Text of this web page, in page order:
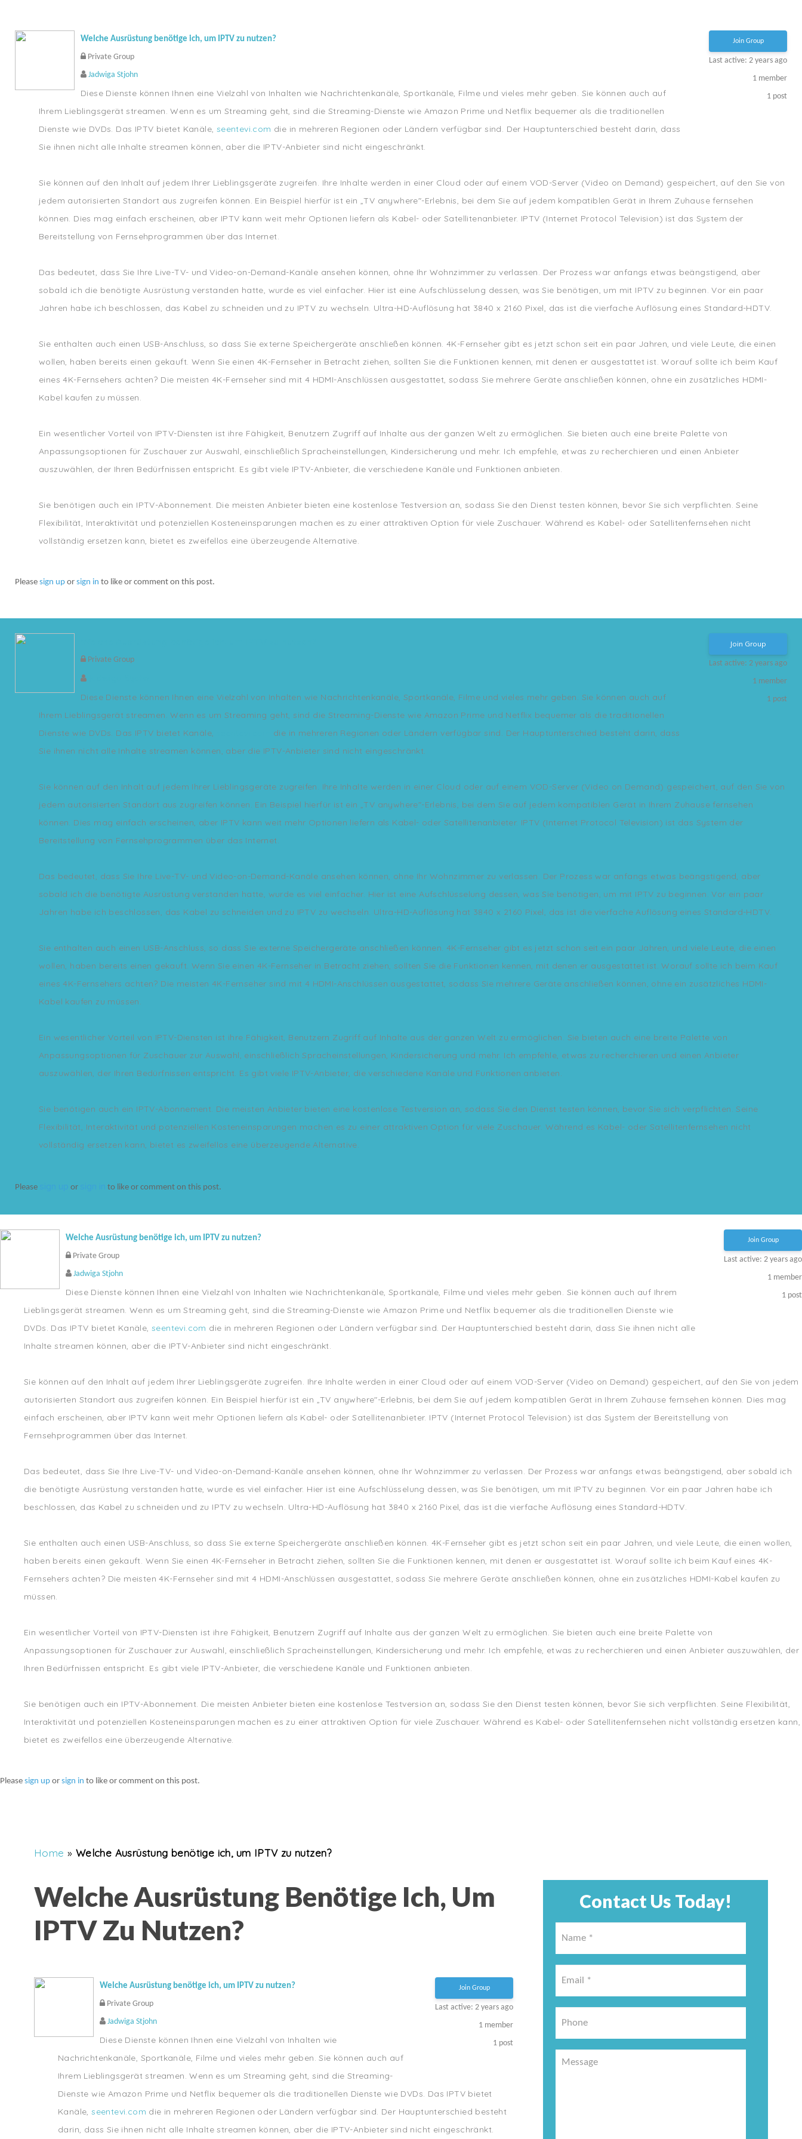
Join Group
Last active: 2 years ago
1 member
1 post
Welche Ausrüstung benötige ich, um IPTV zu nutzen?
Private Group
Jadwiga Stjohn
Diese Dienste können Ihnen eine Vielzahl von Inhalten wie Nachrichtenkanäle, Sportkanäle, Filme und vieles mehr geben. Sie können auch auf
Ihrem Lieblingsgerät streamen. Wenn es um Streaming geht, sind die Streaming-Dienste wie Amazon Prime und Netflix bequemer als die traditionellen
Dienste wie DVDs. Das IPTV bietet Kanäle, seentevi.com die in mehreren Regionen oder Ländern verfügbar sind. Der Hauptunterschied besteht darin, dass
Sie ihnen nicht alle Inhalte streamen können, aber die IPTV-Anbieter sind nicht eingeschränkt.
Sie können auf den Inhalt auf jedem Ihrer Lieblingsgeräte zugreifen. Ihre Inhalte werden in einer Cloud oder auf einem VOD-Server (Video on Demand) gespeichert, auf den Sie von
jedem autorisierten Standort aus zugreifen können. Ein Beispiel hierfür ist ein „TV anywhere"-Erlebnis, bei dem Sie auf jedem kompatiblen Gerät in Ihrem Zuhause fernsehen
können. Dies mag einfach erscheinen, aber IPTV kann weit mehr Optionen liefern als Kabel- oder Satellitenanbieter. IPTV (Internet Protocol Television) ist das System der
Bereitstellung von Fernsehprogrammen über das Internet.
Das bedeutet, dass Sie Ihre Live-TV- und Video-on-Demand-Kanäle ansehen können, ohne Ihr Wohnzimmer zu verlassen. Der Prozess war anfangs etwas beängstigend, aber
sobald ich die benötigte Ausrüstung verstanden hatte, wurde es viel einfacher. Hier ist eine Aufschlüsselung dessen, was Sie benötigen, um mit IPTV zu beginnen. Vor ein paar
Jahren habe ich beschlossen, das Kabel zu schneiden und zu IPTV zu wechseln. Ultra-HD-Auflösung hat 3840 x 2160 Pixel, das ist die vierfache Auflösung eines Standard-HDTV.
Sie enthalten auch einen USB-Anschluss, so dass Sie externe Speichergeräte anschließen können. 4K-Fernseher gibt es jetzt schon seit ein paar Jahren, und viele Leute, die einen
wollen, haben bereits einen gekauft. Wenn Sie einen 4K-Fernseher in Betracht ziehen, sollten Sie die Funktionen kennen, mit denen er ausgestattet ist. Worauf sollte ich beim Kauf
eines 4K-Fernsehers achten? Die meisten 4K-Fernseher sind mit 4 HDMI-Anschlüssen ausgestattet, sodass Sie mehrere Geräte anschließen können, ohne ein zusätzliches HDMI-
Kabel kaufen zu müssen.
Ein wesentlicher Vorteil von IPTV-Diensten ist ihre Fähigkeit, Benutzern Zugriff auf Inhalte aus der ganzen Welt zu ermöglichen. Sie bieten auch eine breite Palette von
Anpassungsoptionen für Zuschauer zur Auswahl, einschließlich Spracheinstellungen, Kindersicherung und mehr. Ich empfehle, etwas zu recherchieren und einen Anbieter
auszuwählen, der Ihren Bedürfnissen entspricht. Es gibt viele IPTV-Anbieter, die verschiedene Kanäle und Funktionen anbieten.
Sie benötigen auch ein IPTV-Abonnement. Die meisten Anbieter bieten eine kostenlose Testversion an, sodass Sie den Dienst testen können, bevor Sie sich verpflichten. Seine
Flexibilität, Interaktivität und potenziellen Kosteneinsparungen machen es zu einer attraktiven Option für viele Zuschauer. Während es Kabel- oder Satellitenfernsehen nicht
vollständig ersetzen kann, bietet es zweifellos eine überzeugende Alternative.
Please sign up or sign in to like or comment on this post.
Join Group
Last active: 2 years ago
1 member
1 post
Private Group
Diese Dienste können Ihnen eine Vielzahl von Inhalten wie Nachrichtenkanäle, Sportkanäle, Filme und vieles mehr geben. Sie können auch auf
Ihrem Lieblingsgerät streamen. Wenn es um Streaming geht, sind die Streaming-Dienste wie Amazon Prime und Netflix bequemer als die traditionellen
Dienste wie DVDs. Das IPTV bietet Kanäle,
die in mehreren Regionen oder Ländern verfügbar sind. Der Hauptunterschied besteht darin, dass
Sie ihnen nicht alle Inhalte streamen können, aber die IPTV-Anbieter sind nicht eingeschränkt.
Sie können auf den Inhalt auf jedem Ihrer Lieblingsgeräte zugreifen. Ihre Inhalte werden in einer Cloud oder auf einem VOD-Server (Video on Demand) gespeichert, auf den Sie von
jedem autorisierten Standort aus zugreifen können. Ein Beispiel hierfür ist ein „TV anywhere"-Erlebnis, bei dem Sie auf jedem kompatiblen Gerät in Ihrem Zuhause fernsehen
können. Dies mag einfach erscheinen, aber IPTV kann weit mehr Optionen liefern als Kabel- oder Satellitenanbieter. IPTV (Internet Protocol Television) ist das System der
Bereitstellung von Fernsehprogrammen über das Internet.
Das bedeutet, dass Sie Ihre Live-TV- und Video-on-Demand-Kanäle ansehen können, ohne Ihr Wohnzimmer zu verlassen. Der Prozess war anfangs etwas beängstigend, aber
sobald ich die benötigte Ausrüstung verstanden hatte, wurde es viel einfacher. Hier ist eine Aufschlüsselung dessen, was Sie benötigen, um mit IPTV zu beginnen. Vor ein paar
Jahren habe ich beschlossen, das Kabel zu schneiden und zu IPTV zu wechseln. Ultra-HD-Auflösung hat 3840 x 2160 Pixel, das ist die vierfache Auflösung eines Standard-HDTV.
Sie enthalten auch einen USB-Anschluss, so dass Sie externe Speichergeräte anschließen können. 4K-Fernseher gibt es jetzt schon seit ein paar Jahren, und viele Leute, die einen
wollen, haben bereits einen gekauft. Wenn Sie einen 4K-Fernseher in Betracht ziehen, sollten Sie die Funktionen kennen, mit denen er ausgestattet ist. Worauf sollte ich beim Kauf
eines 4K-Fernsehers achten? Die meisten 4K-Fernseher sind mit 4 HDMI-Anschlüssen ausgestattet, sodass Sie mehrere Geräte anschließen können, ohne ein zusätzliches HDMI-
Kabel kaufen zu müssen.
Ein wesentlicher Vorteil von IPTV-Diensten ist ihre Fähigkeit, Benutzern Zugriff auf Inhalte aus der ganzen Welt zu ermöglichen. Sie bieten auch eine breite Palette von
Anpassungsoptionen für Zuschauer zur Auswahl, einschließlich Spracheinstellungen, Kindersicherung und mehr. Ich empfehle, etwas zu recherchieren und einen Anbieter
auszuwählen, der Ihren Bedürfnissen entspricht. Es gibt viele IPTV-Anbieter, die verschiedene Kanäle und Funktionen anbieten.
Sie benötigen auch ein IPTV-Abonnement. Die meisten Anbieter bieten eine kostenlose Testversion an, sodass Sie den Dienst testen können, bevor Sie sich verpflichten. Seine
Flexibilität, Interaktivität und potenziellen Kosteneinsparungen machen es zu einer attraktiven Option für viele Zuschauer. Während es Kabel- oder Satellitenfernsehen nicht
vollständig ersetzen kann, bietet es zweifellos eine überzeugende Alternative.
Please or to like or comment on this post.
Join Group
Last active: 2 years ago
1 member
1 post
Welche Ausrüstung benötige ich, um IPTV zu nutzen?
Private Group
Jadwiga Stjohn
Diese Dienste können Ihnen eine Vielzahl von Inhalten wie Nachrichtenkanäle, Sportkanäle, Filme und vieles mehr geben. Sie können auch auf Ihrem
Lieblingsgerät streamen. Wenn es um Streaming geht, sind die Streaming-Dienste wie Amazon Prime und Netflix bequemer als die traditionellen Dienste wie
DVDs. Das IPTV bietet Kanäle, seentevi.com die in mehreren Regionen oder Ländern verfügbar sind. Der Hauptunterschied besteht darin, dass Sie ihnen nicht alle
Inhalte streamen können, aber die IPTV-Anbieter sind nicht eingeschränkt.
Sie können auf den Inhalt auf jedem Ihrer Lieblingsgeräte zugreifen. Ihre Inhalte werden in einer Cloud oder auf einem VOD-Server (Video on Demand) gespeichert, auf den Sie von jedem
autorisierten Standort aus zugreifen können. Ein Beispiel hierfür ist ein „TV anywhere"-Erlebnis, bei dem Sie auf jedem kompatiblen Gerät in Ihrem Zuhause fernsehen können. Dies mag
einfach erscheinen, aber IPTV kann weit mehr Optionen liefern als Kabel- oder Satellitenanbieter. IPTV (Internet Protocol Television) ist das System der Bereitstellung von
Fernsehprogrammen über das Internet.
Das bedeutet, dass Sie Ihre Live-TV- und Video-on-Demand-Kanäle ansehen können, ohne Ihr Wohnzimmer zu verlassen. Der Prozess war anfangs etwas beängstigend, aber sobald ich
die benötigte Ausrüstung verstanden hatte, wurde es viel einfacher. Hier ist eine Aufschlüsselung dessen, was Sie benötigen, um mit IPTV zu beginnen. Vor ein paar Jahren habe ich
beschlossen, das Kabel zu schneiden und zu IPTV zu wechseln. Ultra-HD-Auflösung hat 3840 x 2160 Pixel, das ist die vierfache Auflösung eines Standard-HDTV.
Sie enthalten auch einen USB-Anschluss, so dass Sie externe Speichergeräte anschließen können. 4K-Fernseher gibt es jetzt schon seit ein paar Jahren, und viele Leute, die einen wollen,
haben bereits einen gekauft. Wenn Sie einen 4K-Fernseher in Betracht ziehen, sollten Sie die Funktionen kennen, mit denen er ausgestattet ist. Worauf sollte ich beim Kauf eines 4K-
Fernsehers achten? Die meisten 4K-Fernseher sind mit 4 HDMI-Anschlüssen ausgestattet, sodass Sie mehrere Geräte anschließen können, ohne ein zusätzliches HDMI-Kabel kaufen zu
müssen.
Ein wesentlicher Vorteil von IPTV-Diensten ist ihre Fähigkeit, Benutzern Zugriff auf Inhalte aus der ganzen Welt zu ermöglichen. Sie bieten auch eine breite Palette von
Anpassungsoptionen für Zuschauer zur Auswahl, einschließlich Spracheinstellungen, Kindersicherung und mehr. Ich empfehle, etwas zu recherchieren und einen Anbieter auszuwählen, der
Ihren Bedürfnissen entspricht. Es gibt viele IPTV-Anbieter, die verschiedene Kanäle und Funktionen anbieten.
Sie benötigen auch ein IPTV-Abonnement. Die meisten Anbieter bieten eine kostenlose Testversion an, sodass Sie den Dienst testen können, bevor Sie sich verpflichten. Seine Flexibilität,
Interaktivität und potenziellen Kosteneinsparungen machen es zu einer attraktiven Option für viele Zuschauer. Während es Kabel- oder Satellitenfernsehen nicht vollständig ersetzen kann,
bietet es zweifellos eine überzeugende Alternative.
Please sign up or sign in to like or comment on this post.
Home » Welche Ausrüstung benötige ich, um IPTV zu nutzen?
Welche Ausrüstung Benötige Ich, Um
IPTV Zu Nutzen?
Join Group
Last active: 2 years ago
1 member
1 post
Welche Ausrüstung benötige ich, um IPTV zu nutzen?
Private Group
Jadwiga Stjohn
Diese Dienste können Ihnen eine Vielzahl von Inhalten wie
Nachrichtenkanäle, Sportkanäle, Filme und vieles mehr geben. Sie können auch auf
Ihrem Lieblingsgerät streamen. Wenn es um Streaming geht, sind die Streaming-
Dienste wie Amazon Prime und Netflix bequemer als die traditionellen Dienste wie DVDs. Das IPTV bietet
Kanäle,seentevi.com die in mehreren Regionen oder Ländern verfügbar sind. Der Hauptunterschied besteht
darin, dass Sie ihnen nicht alle Inhalte streamen können, aber die IPTV-Anbieter sind nicht eingeschränkt.
Contact Us Today!
*
*